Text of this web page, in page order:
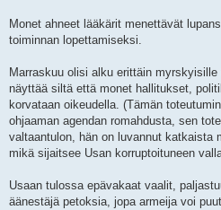
Monet ahneet lääkärit menettävät
toiminnan lopettamiseksi.
Marraskuu olisi alku erittäin
näyttää siltä että monet hallitukset,
korvataan oikeudella. (Tämän
ohjaaman agendan romahdusta, sen
valtaantulon, hän on luvannut katkaista
mikä sijaitsee Usan korruptoituneen
Usaan tulossa epävakaat vaalit,
äänestäjä petoksia, jopa armeija voi